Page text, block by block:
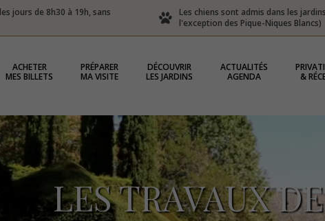
jours de 8h30 à 19h, sans
Les chiens sont admis dans les
l'exception des Pique-Niques Blancs)
ACHETER
MES BILLETS
PRÉPARER
MA VISITE
DÉCOUVRIR
LES JARDINS
ACTUALITÉS
AGENDA
&
LES TRAVAUX